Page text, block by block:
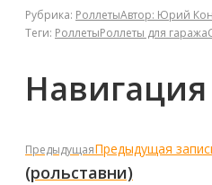
Рубрика: РоллетыАвтор: Юрий
Теги: РоллетыРоллеты для гаража
ПредыдущаяПредыдущая
(рольставни)